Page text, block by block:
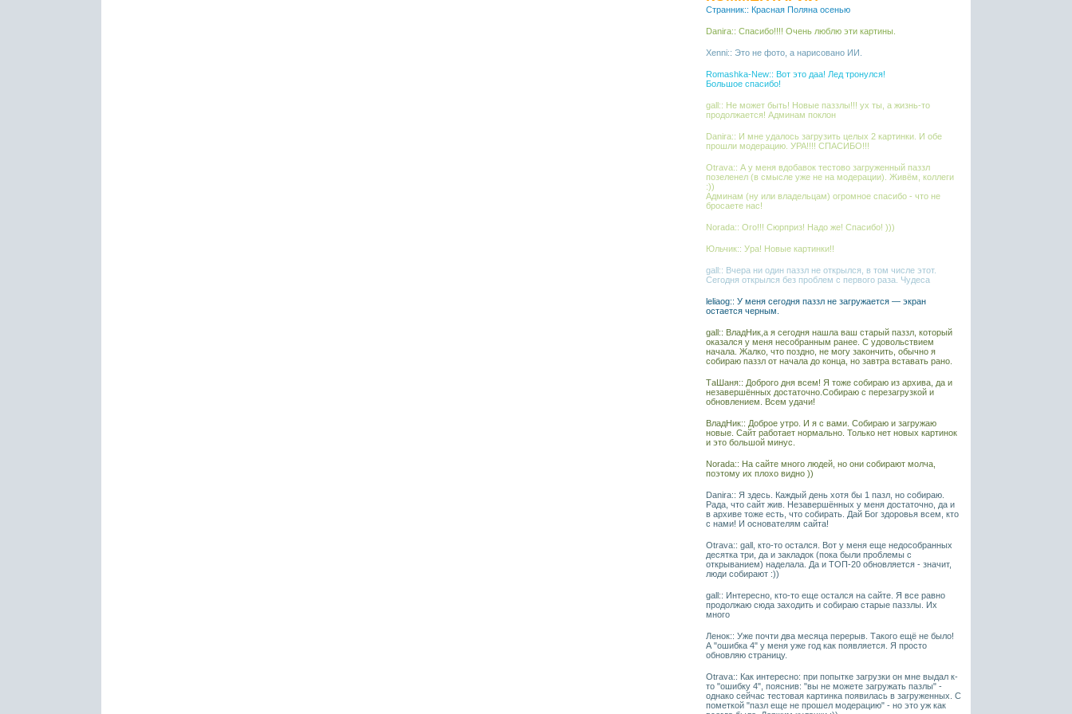
Странник:: Красная Поляна осенью
Danira:: Спасибо!!!! Очень люблю эти картины.
Xenni:: Это не фото, а нарисовано ИИ.
Romashka-New:: Вот это даа! Лед тронулся!
Большое спасибо!
gall:: Не может быть! Новые паззлы!!! ух ты, а жизнь-то
продолжается! Админам поклон
Danira:: И мне удалось загрузить целых 2 картинки. И обе
прошли модерацию. УРА!!!! СПАСИБО!!!
Otrava:: А у меня вдобавок тестово загруженный паззл
позеленел (в смысле уже не на модерации). Живём, коллеги
:))
Админам (ну или владельцам) огромное спасибо - что не
бросаете нас!
Norada:: Ого!!! Сюрприз! Надо же! Спасибо! )))
Юльчик:: Ура! Новые картинки!!
gall:: Вчера ни один паззл не открылся, в том числе этот.
Сегодня открылся без проблем с первого раза. Чудеса
leliaog:: У меня сегодня паззл не загружается — экран
остается черным.
gall:: ВладНик,а я сегодня нашла ваш старый паззл, который
оказался у меня несобранным ранее. С удовольствием
начала. Жалко, что поздно, не могу закончить, обычно я
собираю паззл от начала до конца, но завтра вставать рано.
ТаШаня:: Доброго дня всем! Я тоже собираю из архива, да и
незавершённых достаточно.Собираю с перезагрузкой и
обновлением. Всем удачи!
ВладНик:: Доброе утро. И я с вами. Собираю и загружаю
новые. Сайт работает нормально. Только нет новых картинок
и это большой минус.
Norada:: На сайте много людей, но они собирают молча,
поэтому их плохо видно ))
Danira:: Я здесь. Каждый день хотя бы 1 пазл, но собираю.
Рада, что сайт жив. Незавершённых у меня достаточно, да и
в архиве тоже есть, что собирать. Дай Бог здоровья всем, кто
с нами! И основателям сайта!
Otrava:: gall, кто-то остался. Вот у меня еще недособранных
десятка три, да и закладок (пока были проблемы с
открыванием) наделала. Да и ТОП-20 обновляется - значит,
люди собирают :))
gall:: Интересно, кто-то еще остался на сайте. Я все равно
продолжаю сюда заходить и собираю старые паззлы. Их
много
Ленок:: Уже почти два месяца перерыв. Такого ещё не было!
А "ошибка 4" у меня уже год как появляется. Я просто
обновляю страницу.
Otrava:: Как интересно: при попытке загрузки он мне выдал к-
то "ошибку 4", пояснив: "вы не можете загружать пазлы" -
однако сейчас тестовая картинка появилась в загруженных. С
пометкой "пазл еще не прошел модерацию" - но это уж как